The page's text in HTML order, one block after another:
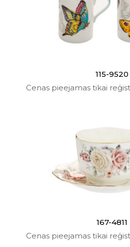
115-9520
Cenas pieejamas tikai
167-4811
Cenas pieejamas tikai